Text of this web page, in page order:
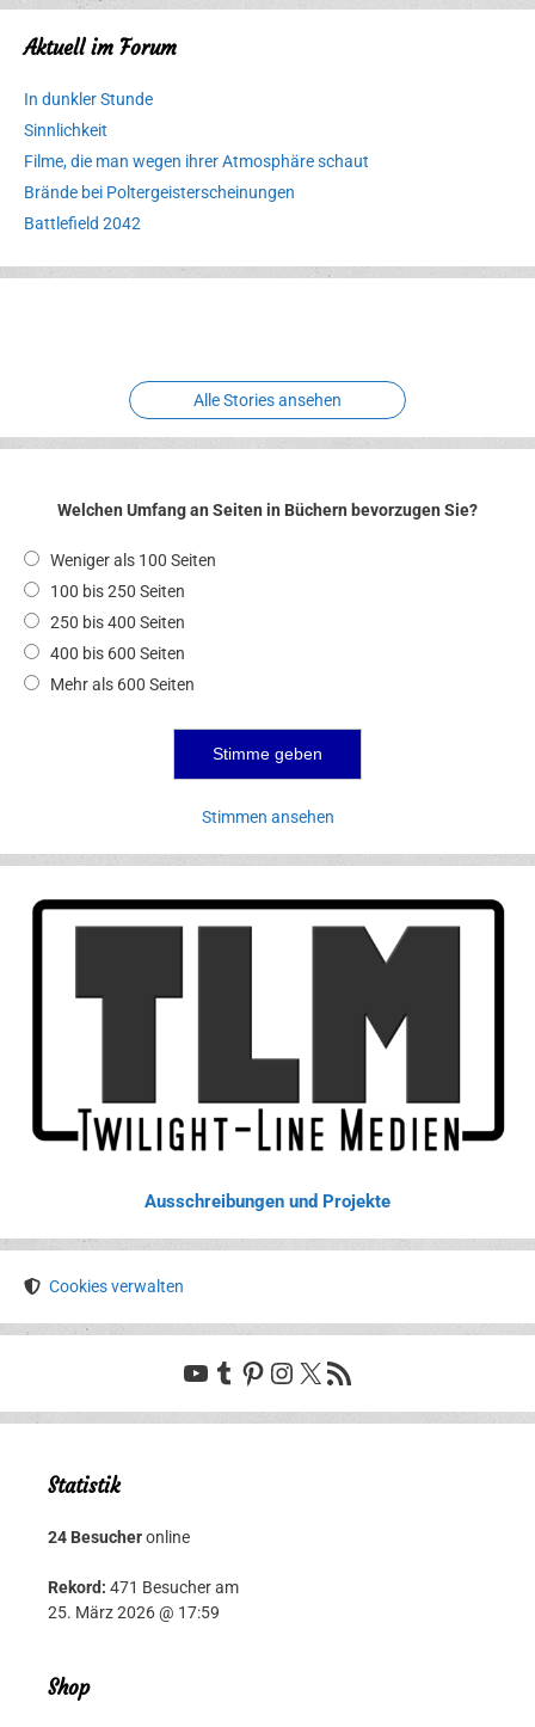
Aktuell im Forum
In dunkler Stunde
Sinnlichkeit
Filme, die man wegen ihrer Atmosphäre schaut
Brände bei Poltergeisterscheinungen
Battlefield 2042
Erlebnispark
Verbotene
Alle Stories ansehen
Welchen Umfang an Seiten in Büchern bevorzugen Sie?
Weniger als 100 Seiten
100 bis 250 Seiten
250 bis 400 Seiten
400 bis 600 Seiten
Mehr als 600 Seiten
Stimmen ansehen
Ausschreibungen und Projekte
Cookies verwalten
YouTube
Tumblr
Pinterest
Instagram
X RSS-Feed
Statistik
24 Besucheronline
Rekord: 471 Besucher am
25. März 2026 @ 17:59
Shop